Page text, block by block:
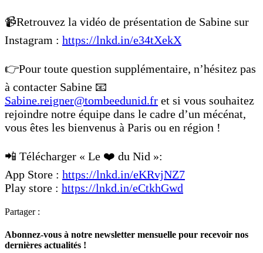
📹Retrouvez la vidéo de présentation de Sabine sur
Instagram : https://lnkd.in/e34tXekX
👉Pour toute question supplémentaire, n’hésitez pas
à contacter Sabine 📧
Sabine.reigner@tombeedunid.fr et si vous souhaitez
rejoindre notre équipe dans le cadre d’un mécénat,
vous êtes les bienvenus à Paris ou en région !
📲 Télécharger « Le ❤️ du Nid »:
App Store : https://lnkd.in/eKRvjNZ7
Play store : https://lnkd.in/eCtkhGwd
Partager :
Abonnez-vous à notre newsletter mensuelle pour recevoir nos
dernières actualités !